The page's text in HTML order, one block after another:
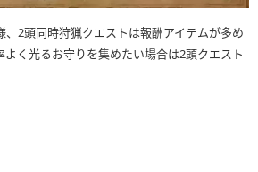
2頭同時狩猟クエストは報酬アイテムが多め
く光るお守りを集めたい場合は2頭クエスト